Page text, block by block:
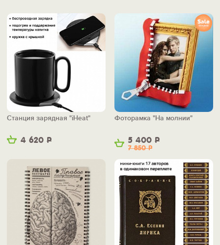
4 620 Р
Станция зарядная "iHeat"
5 400 Р
7 850Р
Фоторамка "На молнии"